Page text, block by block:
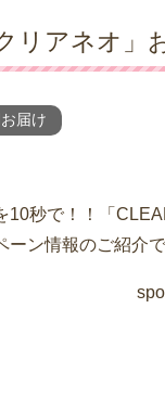
リアネオ」
届け
10秒で！！「
ン情報のご紹介で